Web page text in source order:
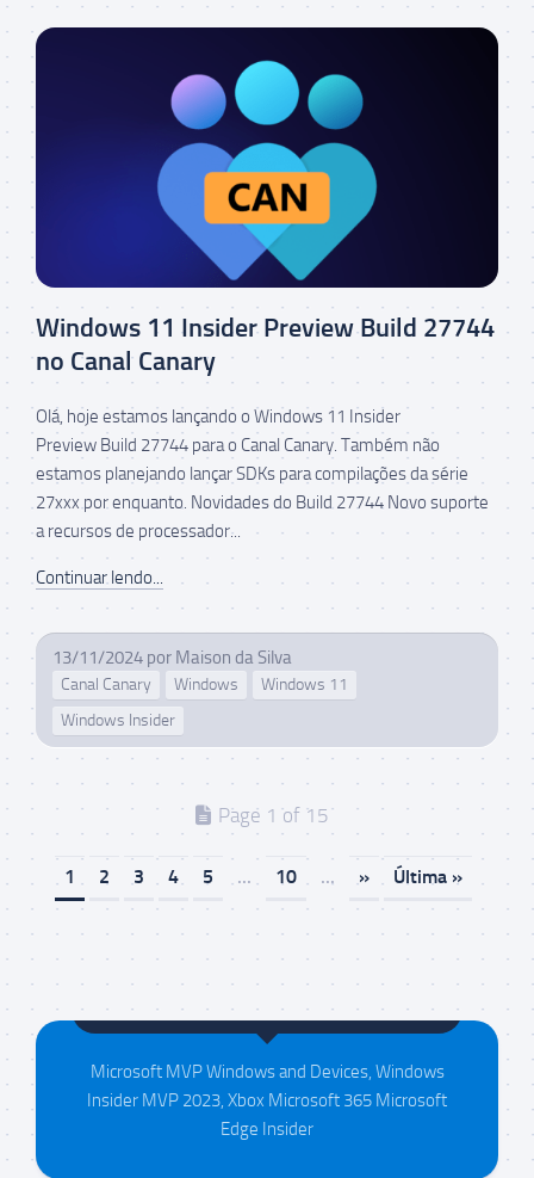
Windows 11 Insider Preview Build 27744
no Canal Canary
Olá, hoje estamos lançando o Windows 11 Insider
Preview Build 27744 para o Canal Canary. Também não
estamos planejando lançar SDKs para compilações da série
27xxx por enquanto. Novidades do Build 27744 Novo suporte
a recursos de processador...
Continuar lendo...
13/11/2024 por Maison da Silva
Canal Canary Windows
Windows 11
Windows Insider
Page 1 of 15
1 2 3 4 5 ... 10 ... » Última »
Maison da Silva
Microsoft MVP Windows and Devices, Windows
Insider MVP 2023, Xbox Microsoft 365 Microsoft
Edge Insider